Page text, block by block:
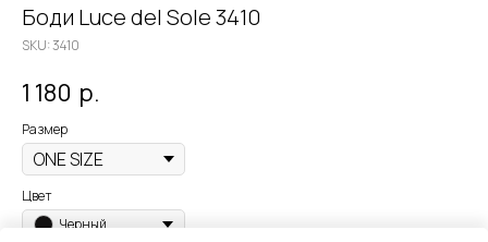
Боди Luce del Sole 3410
SKU:3410
1 180 р.
Размер
Цвет
Черный